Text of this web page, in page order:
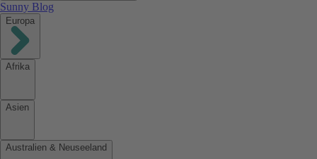
Sunny Blog
Europa
Afrika
Asien
Australien & Neuseeland